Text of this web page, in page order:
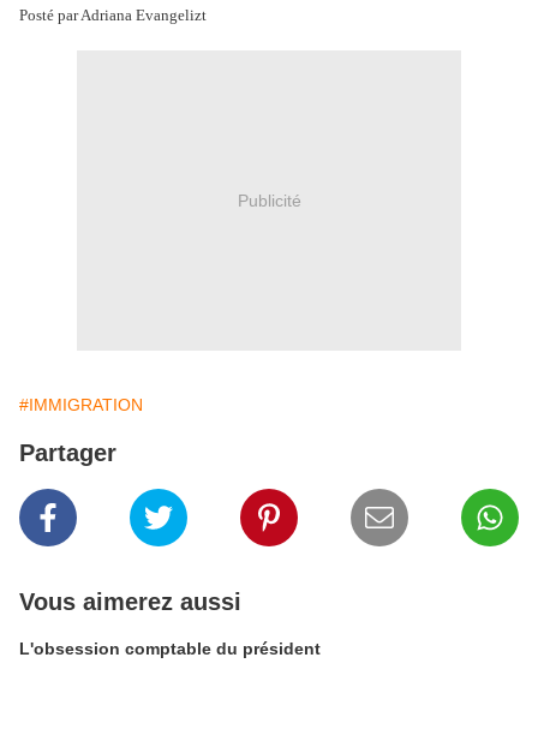
Posté par Adriana Evangelizt
Publicité
#IMMIGRATION
Partager
Vous aimerez aussi
L'obsession comptable du président